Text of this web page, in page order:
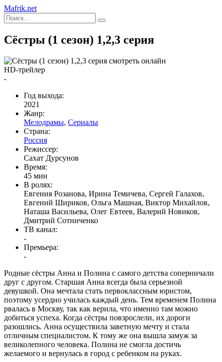
Mafrik.net
Сёстры (1 сезон) 1,2,3 серия
HD-трейлер
-
Год выхода:
2021
Жанр:
Мелодрамы, Сериалы
Страна:
Россия
Режиссер:
Сахат Дурсунов
Время:
45 мин
В ролях:
Евгения Розанова, Ирина Темичева, Сергей Галахов,
Евгений Шириков, Ольга Машная, Виктор Михайлов,
Наташа Васильева, Олег Евтеев, Валерий Новиков,
Дмитрий Сотниченко
ТВ канал:
-
Премьера:
-
Родные сёстры Анна и Полина с самого детства соперничали
друг с другом. Старшая Анна всегда была серьезной
девушкой. Она мечтала стать первоклассным юристом,
поэтому усердно училась каждый день. Тем временем Полина
рвалась в Москву, так как верила, что именно там можно
добиться успеха. Когда сёстры повзрослели, их дороги
разошлись. Анна осуществила заветную мечту и стала
отличным специалистом. К тому же она вышла замуж за
великолепного человека. Полина не смогла достичь
желаемого и вернулась в город с ребенком на руках.